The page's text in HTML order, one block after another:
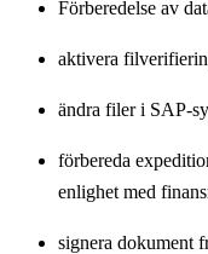
Förberedelse av
aktivera
ändra filer i SAP-
förbereda
enlighet med
signera dokument